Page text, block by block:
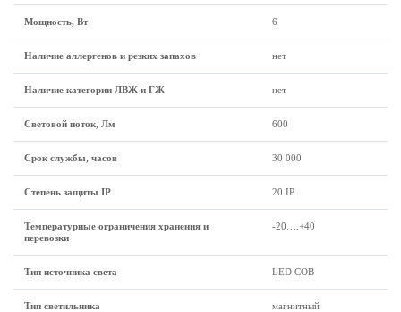
Мощность, Вт 6
Наличие аллергенов и резких запахов нет
Наличие категории ЛВЖ и ГЖ нет
Световой поток, Лм 600
Срок службы, часов 30 000
Степень защиты IP 20 IP
Температурные ограничения хранения и
перевозки
-20….+40
Тип источника света LED COB
Тип светильника магнитный